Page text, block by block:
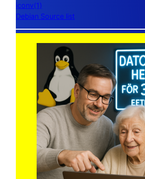
iconv(1)
Debian Source list